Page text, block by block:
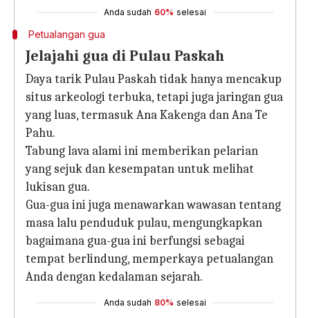
Anda sudah 60% selesai
Petualangan gua
Jelajahi gua di Pulau Paskah
Daya tarik Pulau Paskah tidak hanya mencakup
situs arkeologi terbuka, tetapi juga jaringan gua
yang luas, termasuk Ana Kakenga dan Ana Te
Pahu.
Tabung lava alami ini memberikan pelarian
yang sejuk dan kesempatan untuk melihat
lukisan gua.
Gua-gua ini juga menawarkan wawasan tentang
masa lalu penduduk pulau, mengungkapkan
bagaimana gua-gua ini berfungsi sebagai
tempat berlindung, memperkaya petualangan
Anda dengan kedalaman sejarah.
Anda sudah 80% selesai